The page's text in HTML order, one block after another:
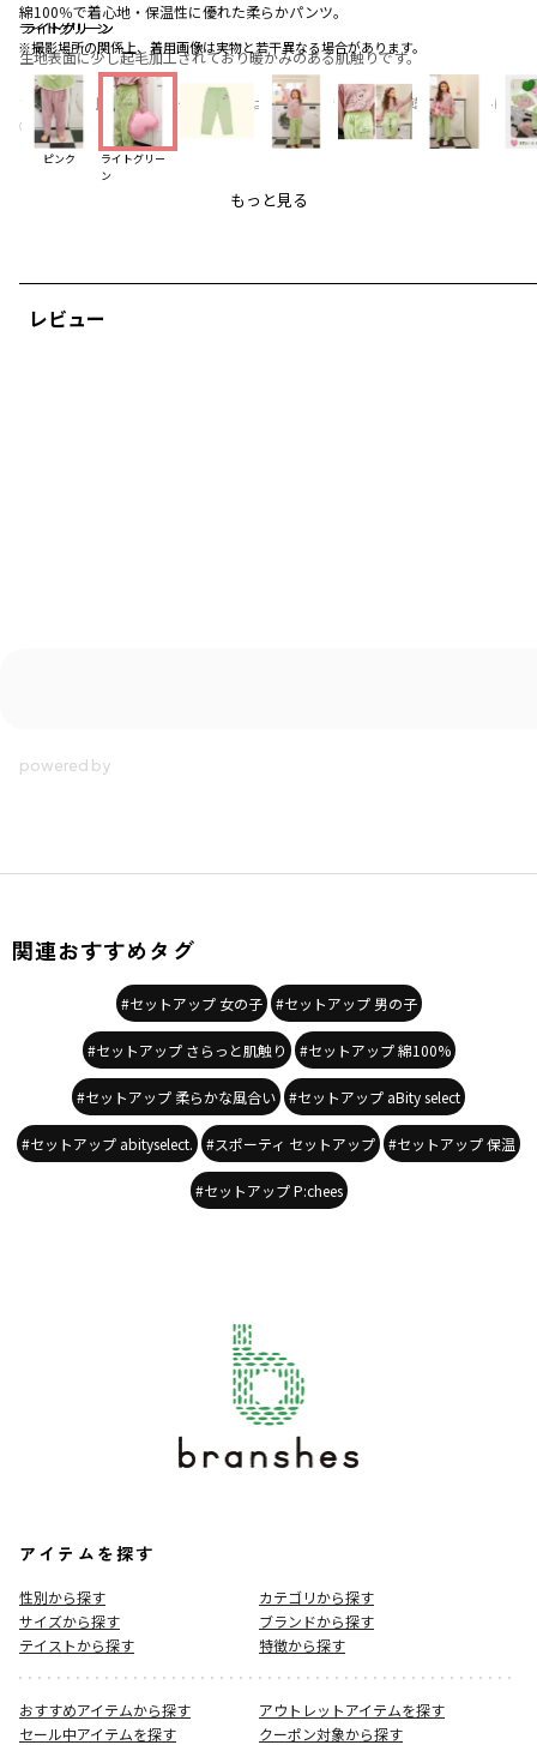
ライトグリーン
※撮影場所の関係上、着用画像は実物と若干異なる場合があります。
ライトグリーン
ライトグリーン
ピンク
ライトグリー
ン
レビュー
綿100％で着心地・保温性に優れた柔らかパンツ。
生地表面に少し起毛加工されており暖かみのある肌触りです。
フロント左上のレタリングデザインは履くだけでトレンドの韓国スタイルに
◎
18-3605-711、18-3605-714とセットアップでお楽しみいただけます。
国内在庫を即納・日本正規販売店
#pchees
もっと見る
関連おすすめタグ
#セットアップ 女の子 #セットアップ 男の子
#セットアップ さらっと肌触り #セットアップ 綿100%
#セットアップ 柔らかな風合い #セットアップ aBity select
#セットアップ abityselect. #スポーティ セットアップ #セットアップ 保温
#セットアップ P:chees
アイテムを探す
性別から探す
カテゴリから探す
サイズから探す
ブランドから探す
テイストから探す
特徴から探す
おすすめアイテムから探す
アウトレットアイテムを探す
セール中アイテムを探す
クーポン対象から探す